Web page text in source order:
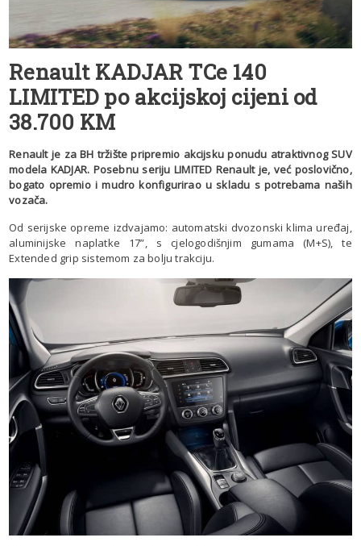
Renault KADJAR TCe 140
LIMITED po akcijskoj cijeni od
38.700 KM
Renault je za BH tržište pripremio akcijsku ponudu atraktivnog SUV
modela KADJAR. Posebnu seriju LIMITED Renault je, već poslovično,
bogato opremio i mudro konfigurirao u skladu s potrebama naših
vozača.
Od serijske opreme izdvajamo: automatski dvozonski klima uređaj,
aluminijske naplatke 17”, s cjelogodišnjim gumama (M+S), te
Extended grip sistemom za bolju trakciju.